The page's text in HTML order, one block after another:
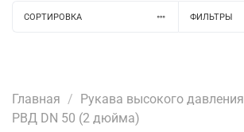
СОРТИРОВКА ФИЛЬТРЫ
Главная Рукава высокого давления
РВД DN 50 (2 дюйма)